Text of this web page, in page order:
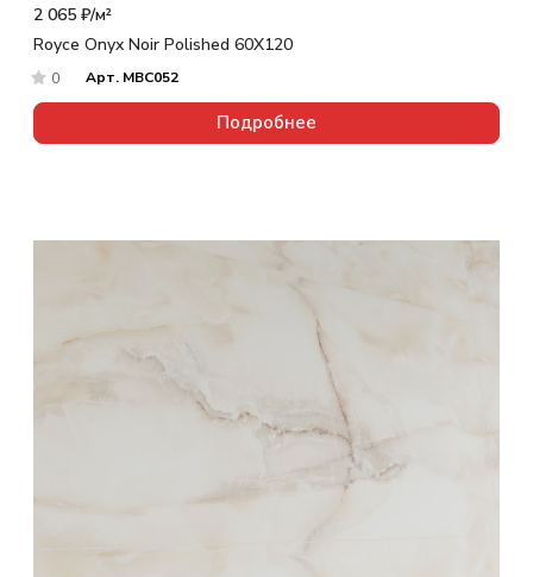
2 065 ₽/м²
Royce Onyx Noir Polished 60X120
0 Арт. MBC052
Подробнее